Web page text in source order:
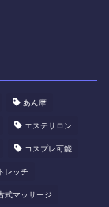
あん摩
エステサロン
コスプレ可能
レッチ
式マッサージ